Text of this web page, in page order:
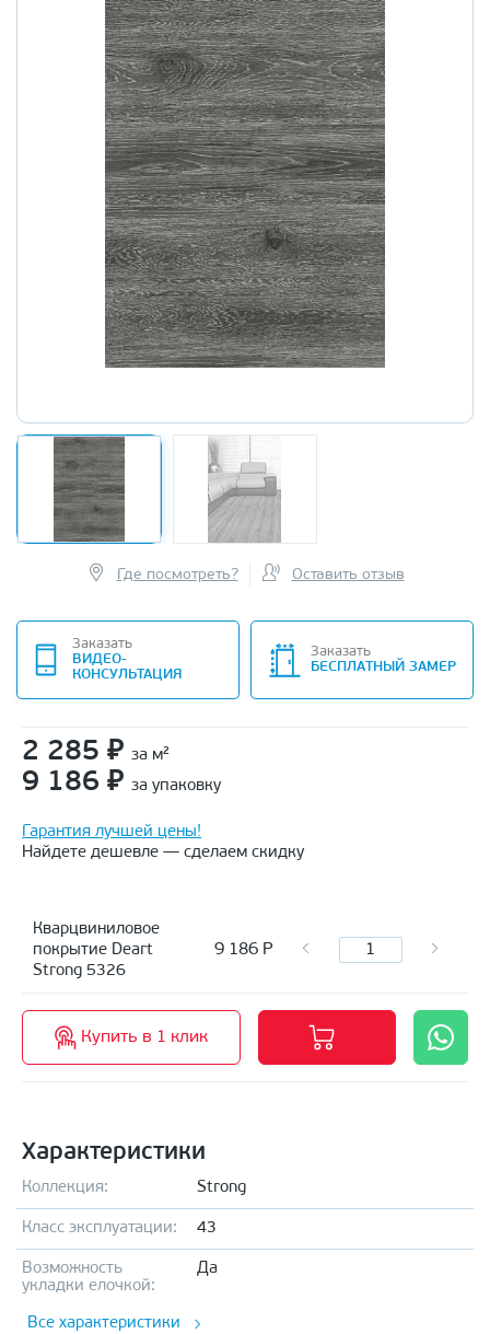
Где посмотреть? Оставить отзыв
Заказать
ВИДЕО-
КОНСУЛЬТАЦИЯ
Заказать
БЕСПЛАТНЫЙ ЗАМЕР
2 285 ₽ за м²
9 186 ₽ за упаковку
Гарантия лучшей цены!
Найдете дешевле — сделаем скидку
Кварцвиниловое
покрытие Deart
Strong 5326
9 186 Р
Купить в 1 клик
Характеристики
Коллекция: Strong
Класс эксплуатации: 43
Возможность
укладки елочкой:
Да
Все характеристики